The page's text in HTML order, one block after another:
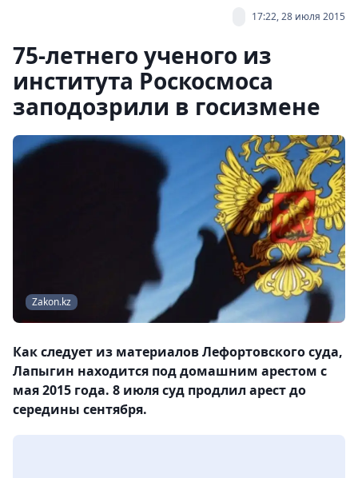
17:22, 28 июля 2015
75-летнего ученого из
института Роскосмоса
заподозрили в госизмене
Zakon.kz
Как следует из материалов Лефортовского суда,
Лапыгин находится под домашним арестом с
мая 2015 года. 8 июля суд продлил арест до
середины сентября.